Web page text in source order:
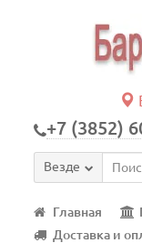
+7 (3852)
Везде
Главная
Доставка и